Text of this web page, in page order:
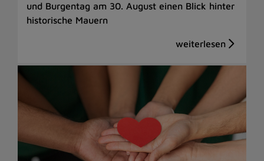
und Burgentag am 30. August einen Blick hinter
historische Mauern